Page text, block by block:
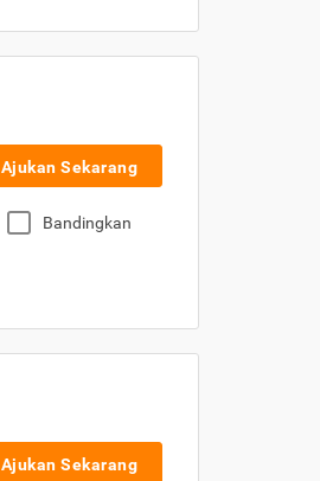
Ajukan Sekarang
Bandingkan
Ajukan Sekarang